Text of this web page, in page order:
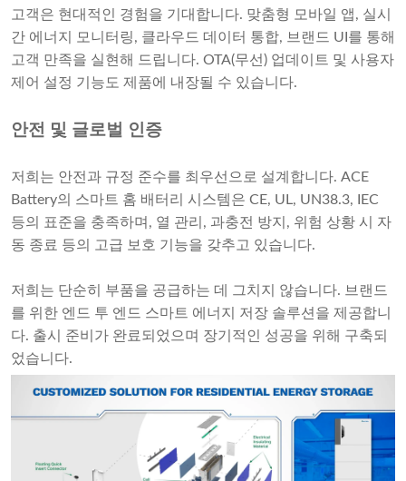
고객은 현대적인 경험을 기대합니다. 맞춤형 모바일 앱, 실시
간 에너지 모니터링, 클라우드 데이터 통합, 브랜드 UI를 통해
고객 만족을 실현해 드립니다. OTA(무선) 업데이트 및 사용자
제어 설정 기능도 제품에 내장될 수 있습니다.
안전 및 글로벌 인증
저희는 안전과 규정 준수를 최우선으로 설계합니다. ACE
Battery의 스마트 홈 배터리 시스템은 CE, UL, UN38.3, IEC
등의 표준을 충족하며, 열 관리, 과충전 방지, 위험 상황 시 자
동 종료 등의 고급 보호 기능을 갖추고 있습니다.
저희는 단순히 부품을 공급하는 데 그치지 않습니다. 브랜드
를 위한 엔드 투 엔드 스마트 에너지 저장 솔루션을 제공합니
다. 출시 준비가 완료되었으며 장기적인 성공을 위해 구축되
었습니다.